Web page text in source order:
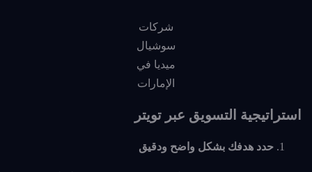
شركات
سوشيال
ميديا في
الإمارات
استراتيجية التسويق عبر تويتر
حدد هدفك بشكل واضح ودقيق